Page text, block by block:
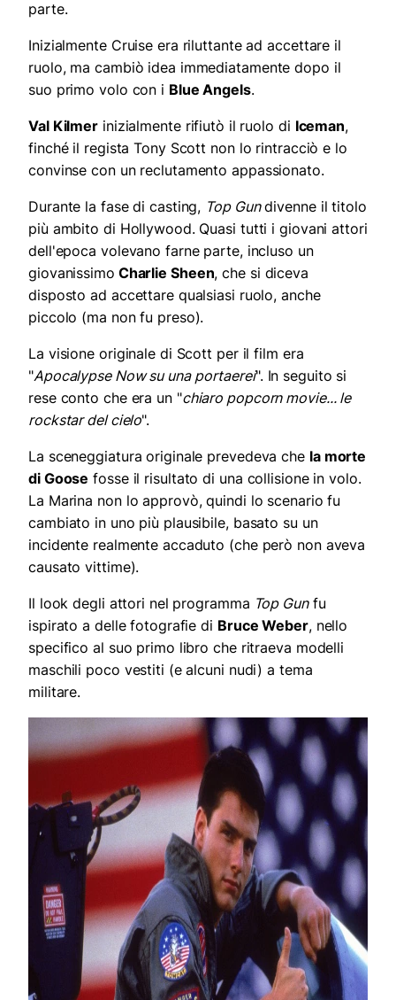
parte.
Inizialmente Cruise era riluttante ad accettare il
ruolo, ma cambiò idea immediatamente dopo il
suo primo volo con i Blue Angels.
Val Kilmer inizialmente rifiutò il ruolo di Iceman,
finché il regista Tony Scott non lo rintracciò e lo
convinse con un reclutamento appassionato.
Durante la fase di casting, Top Gundivenne il titolo
più ambito di Hollywood. Quasi tutti i giovani attori
dell'epoca volevano farne parte, incluso un
giovanissimo Charlie Sheen, che si diceva
disposto ad accettare qualsiasi ruolo, anche
piccolo (ma non fu preso).
La visione originale di Scott per il film era
"Apocalypse Now su una portaerei". In seguito si
rese conto che era un "chiaro popcorn movie... le
rockstar del cielo".
La sceneggiatura originale prevedeva che la morte
di Goose fosse il risultato di una collisione in volo.
La Marina non lo approvò, quindi lo scenario fu
cambiato in uno più plausibile, basato su un
incidente realmente accaduto (che però non aveva
causato vittime).
Il look degli attori nel programma Top Gunfu
ispirato a delle fotografie di Bruce Weber, nello
specifico al suo primo libro che ritraeva modelli
maschili poco vestiti (e alcuni nudi) a tema
militare.